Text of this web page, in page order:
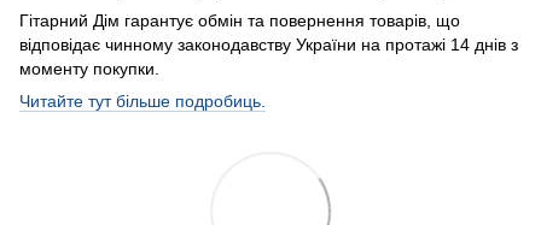
Гітарний Дім гарантує обмін та повернення товарів, що
відповідає чинному законодавству України на протажі 14 днів з
моменту покупки.
Читайте тут більше подробиць.